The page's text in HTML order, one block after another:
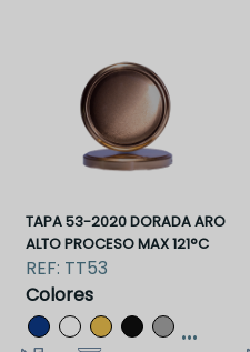
TAPA 53-2020 DORADA ARO
ALTO PROCESO MAX 121°C
REF: TT53
Colores
...